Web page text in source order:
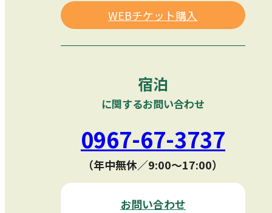
WEBチケット購入
宿泊
に関するお問い合わせ
0967-67-3737
（年中無休／9:00〜17:00）
お問い合わせ